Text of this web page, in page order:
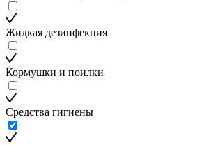
Жидкая дезинфекция
Кормушки и поилки
Средства гигиены